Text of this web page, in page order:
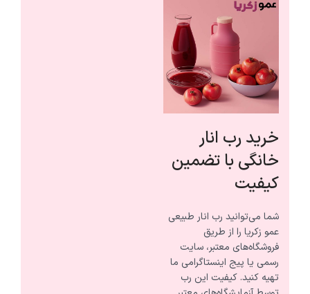
خرید رب انار
خانگی با تضمین
کیفیت
شما می‌توانید رب انار طبیعی
عمو زکریا را از طریق
فروشگاه‌های معتبر، سایت
رسمی یا پیج اینستاگرامی ما
تهیه کنید. کیفیت این رب